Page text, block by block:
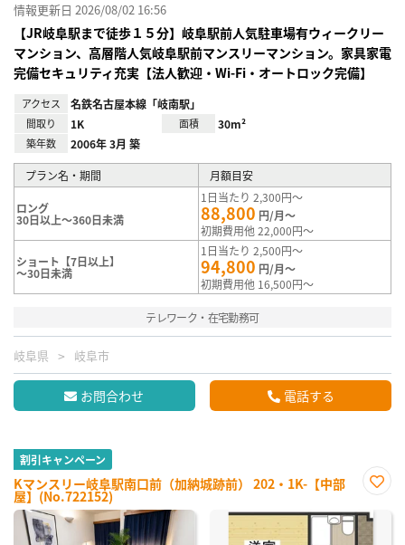
情報更新日 2026/08/02 16:56
【JR岐阜駅まで徒歩１５分】岐阜駅前人気駐車場有ウィークリー
マンション、高層階人気岐阜駅前マンスリーマンション。家具家電
完備セキュリティ充実【法人歓迎・Wi-Fi・オートロック完備】
アクセス 名鉄名古屋本線「岐南駅」
間取り 1K 面積 30m²
築年数 2006年 3月 築
プラン名・期間 月額目安
ロング
30日以上～360日未満
1日当たり 2,300円～
88,800 円/月～
初期費用他 22,000円～
ショート【7日以上】
～30日未満
1日当たり 2,500円～
94,800 円/月～
初期費用他 16,500円～
テレワーク・在宅勤務可
岐阜県 岐阜市
お問合わせ 電話する
割引キャンペーン
Kマンスリー岐阜駅南口前（加納城跡前） 202・1K-【中部
屋】(No.722152)
に入
録